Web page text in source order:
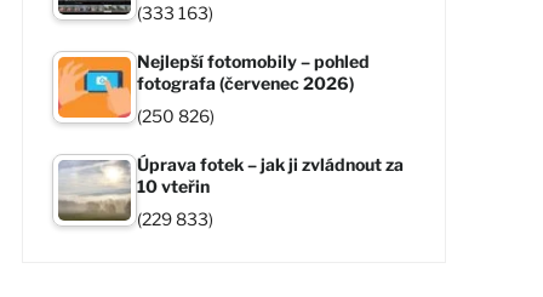
(333 163)
Nejlepší fotomobily – pohled
fotografa (červenec 2026)
(250 826)
Úprava fotek – jak ji zvládnout za
10 vteřin
(229 833)